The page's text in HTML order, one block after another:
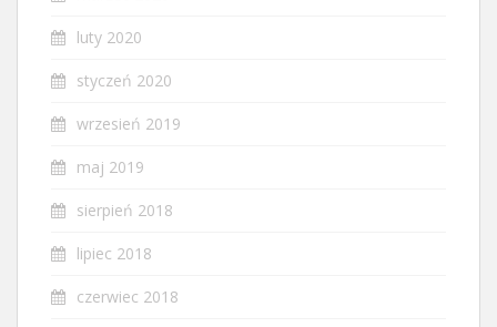
luty 2020
styczeń 2020
wrzesień 2019
maj 2019
sierpień 2018
lipiec 2018
czerwiec 2018